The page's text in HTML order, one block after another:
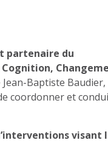
partenaire du
Jean-Baptiste Baudier,
coordonner et
visant